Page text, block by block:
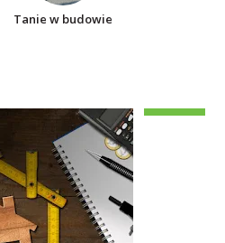
Tanie w budowie